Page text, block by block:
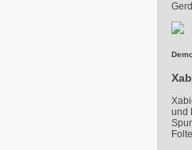
und